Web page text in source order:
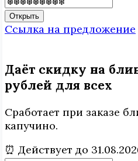
Открыть
Ссылка на предложение
Даёт скидку на
рублей для всех
Сработает при заказе
капучино.
⏰ Действует до